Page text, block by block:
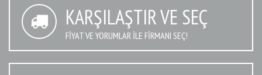
KARŞILAŞTIR VE SEÇ
FIYAT VE YORUMLAR İLE FIRMANI SEÇ!